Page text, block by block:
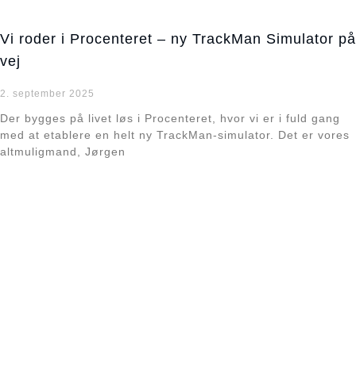
Vi roder i Procenteret – ny TrackMan Simulator på
vej​
2. september 2025
Der bygges på livet løs i Procenteret, hvor vi er i fuld gang
med at etablere en helt ny TrackMan-simulator. Det er vores
altmuligmand, Jørgen